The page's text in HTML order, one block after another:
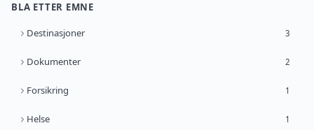
BLA ETTER EMNE
Destinasjoner 3
Dokumenter 2
Forsikring 1
Helse 1